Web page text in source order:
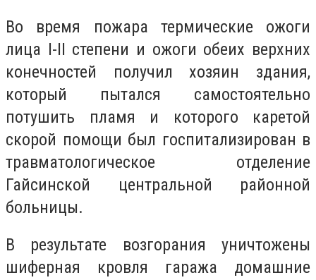
Во время пожара термические ожоги
лица I-II степени и ожоги обеих верхних
конечностей получил хозяин здания,
который пытался самостоятельно
потушить пламя и которого каретой
скорой помощи был госпитализирован в
травматологическое отделение
Гайсинской центральной районной
больницы.
В результате возгорания уничтожены
шиферная кровля гаража домашние